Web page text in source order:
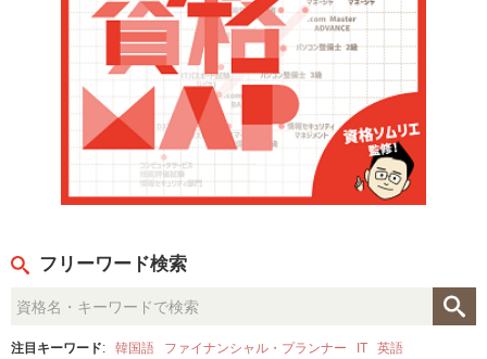
フリーワード検索
注目キーワード: 韓国語 ファイナンシャル・プランナー IT 英語